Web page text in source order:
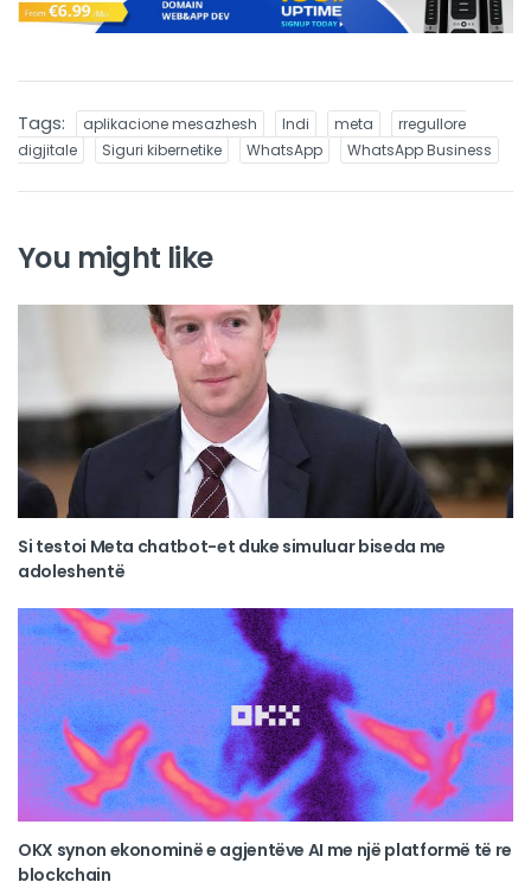
Tags: aplikacione mesazhesh Indi meta
rregullore
digjitale
Siguri kibernetike WhatsApp WhatsApp Business
You might like
Si testoi Meta chatbot-et duke simuluar biseda me
adoleshentë
OKX synon ekonominë e agjentëve AI me një platformë të re
blockchain